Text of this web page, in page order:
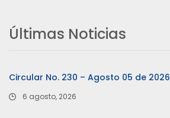
Últimas Noticias
Circular No. 230 – Agosto 05 de 2026
6 agosto, 2026